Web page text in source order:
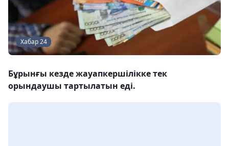
Хабар 24
Бұрынғы кезде жауапкершілікке тек
орындаушы тартылатын еді.